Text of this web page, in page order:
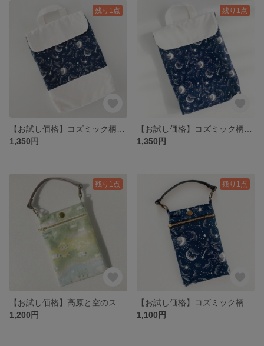
残り1点
1,350円
残り1点
1,350円
残り1点
1,200円
残り1点
1,100円